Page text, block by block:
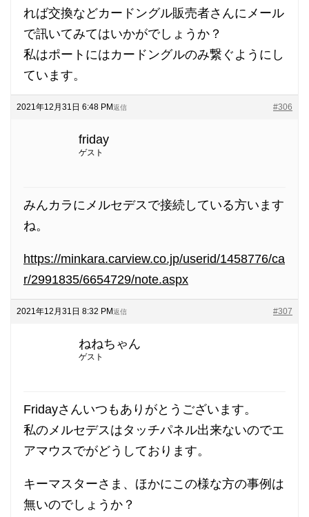
れば交換などカードングル販売者さんにメール
で訊いてみてはいかがでしょうか？
私はポートにはカードングルのみ繋ぐようにし
ています。
2021年12月31日 6:48 PM #306
返信
friday
ゲスト
みんカラにメルセデスで接続している方います
ね。
https://minkara.carview.co.jp/userid/1458776/ca
r/2991835/6654729/note.aspx
2021年12月31日 8:32 PM #307
返信
ねねちゃん
ゲスト
Fridayさんいつもありがとうございます。
私のメルセデスはタッチパネル出来ないのでエ
アマウスでがどうしております。
キーマスターさま、ほかにこの様な方の事例は
無いのでしょうか？